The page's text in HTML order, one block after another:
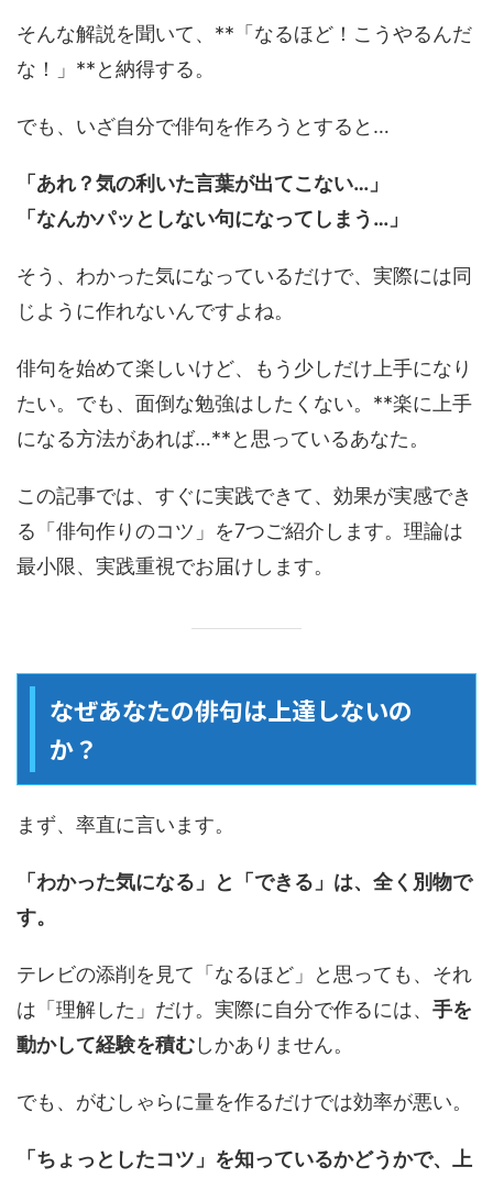
そんな解説を聞いて、**「なるほど！こうやるんだ
な！」**と納得する。
でも、いざ自分で俳句を作ろうとすると…
「あれ？気の利いた言葉が出てこない…」
「なんかパッとしない句になってしまう…」
そう、わかった気になっているだけで、実際には同
じように作れないんですよね。
俳句を始めて楽しいけど、もう少しだけ上手になり
たい。でも、面倒な勉強はしたくない。**楽に上手
になる方法があれば…**と思っているあなた。
この記事では、すぐに実践できて、効果が実感でき
る「俳句作りのコツ」を7つご紹介します。理論は
最小限、実践重視でお届けします。
なぜあなたの俳句は上達しないの
か？
まず、率直に言います。
「わかった気になる」と「できる」は、全く別物で
す。
テレビの添削を見て「なるほど」と思っても、それ
は「理解した」だけ。実際に自分で作るには、 手を
動かして経験を積むしかありません。
でも、がむしゃらに量を作るだけでは効率が悪い。
「ちょっとしたコツ」を知っているかどうかで、上